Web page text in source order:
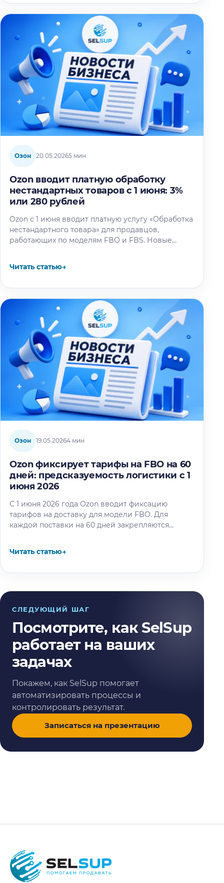
Озон 20.05.20265 мин
Ozon вводит платную обработку
нестандартных товаров с 1 июня: 3%
или 280 рублей
Ozon с 1 июня вводит платную услугу «Обработка
нестандартного товара» для продавцов,
работающих по моделям FBO и FBS. Новые
Читать статью→
Озон 19.05.20264 мин
Ozon фиксирует тарифы на FBO на 60
дней: предсказуемость логистики с 1
июня 2026
С 1 июня 2026 года Ozon вводит фиксацию
тарифов на доставку для модели FBO. Для
каждой поставки на 60 дней закрепляются
Читать статью→
СЛЕДУЮЩИЙ ШАГ
Посмотрите, как SelSup
работает на ваших
задачах
Покажем, как SelSup помогает
автоматизировать процессы и
контролировать результат.
Записаться на презентацию